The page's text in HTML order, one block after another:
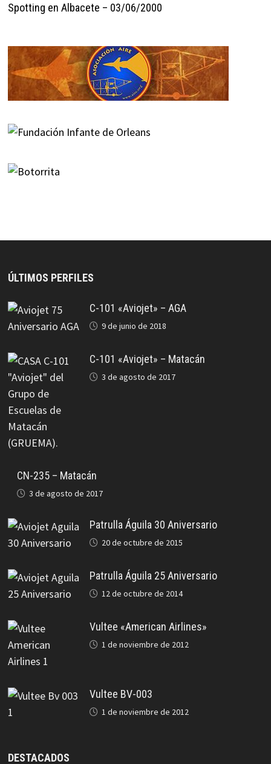
Spotting en Albacete – 03/06/2000
ÚLTIMOS PERFILES
C-101 «Aviojet» – AGA
9 de junio de 2018
C-101 «Aviojet» – Matacán
3 de agosto de 2017
CN-235 – Matacán
3 de agosto de 2017
Patrulla Águila 30 Aniversario
20 de octubre de 2015
Patrulla Águila 25 Aniversario
12 de octubre de 2014
Vultee «American Airlines»
1 de noviembre de 2012
Vultee BV-003
1 de noviembre de 2012
DESTACADOS